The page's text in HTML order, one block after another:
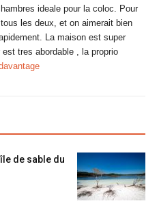
ideale pour la coloc. Pour
tous les deux, et on aimerait bien
La maison est super
tres abordable , la proprio
de sable du